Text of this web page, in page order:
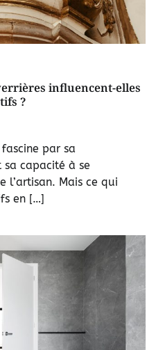
influencent-elles
?
par sa
capacité à se
l’artisan. Mais ce qui
en […]